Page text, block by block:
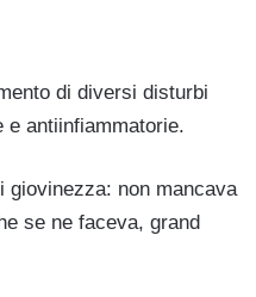
di diversi disturbi
antiinfiammatorie.
giovinezza: non mancava
se ne faceva, grand